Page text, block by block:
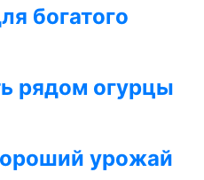
богатого
рядом огурцы
урожай